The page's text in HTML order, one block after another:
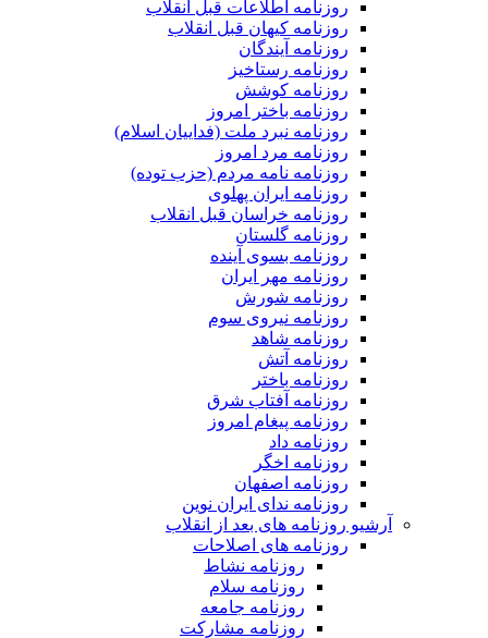
روزنامه اطلاعات قبل انقلاب
روزنامه کیهان قبل انقلاب
روزنامه آیندگان
روزنامه رستاخیز
روزنامه کوشش
روزنامه باختر امروز
روزنامه نبرد ملت (فداییان اسلام)
روزنامه مرد امروز
روزنامه نامه مردم (حزب توده)
روزنامه ایران پهلوی
روزنامه خراسان قبل انقلاب
روزنامه گلستان
روزنامه بسوی آینده
روزنامه مهر ایران
روزنامه شورش
روزنامه نیروی سوم
روزنامه شاهد
روزنامه آتش
روزنامه باختر
روزنامه آفتاب شرق
روزنامه پیغام امروز
روزنامه داد
روزنامه اخگر
روزنامه اصفهان
روزنامه ندای ایران نوین
آرشیو روزنامه های بعد از انقلاب
روزنامه های اصلاحات
روزنامه نشاط
روزنامه سلام
روزنامه جامعه
روزنامه مشارکت